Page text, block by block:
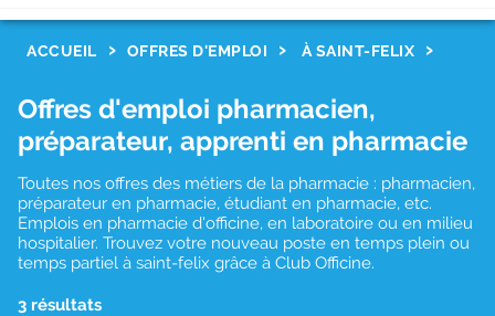
ACCUEIL OFFRES D'EMPLOI À SAINT-FELIX
Offres d'emploi pharmacien,
préparateur, apprenti en pharmacie
Toutes nos offres des métiers de la pharmacie : pharmacien,
préparateur en pharmacie, étudiant en pharmacie, etc.
Emplois en pharmacie d'officine, en laboratoire ou en milieu
hospitalier. Trouvez votre nouveau poste en temps plein ou
temps partiel à saint-felix grâce à Club Officine.
3 résultats